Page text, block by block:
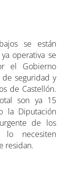
se están
operativa se
el Gobierno
seguridad y
de Castellón.
son ya 15
la Diputación
de los
necesiten
residan.